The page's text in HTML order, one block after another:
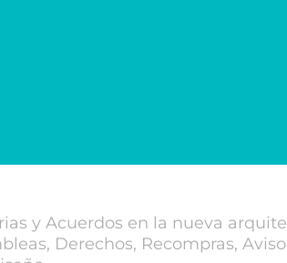
y Acuerdos en la nueva
Derechos, Recompras,